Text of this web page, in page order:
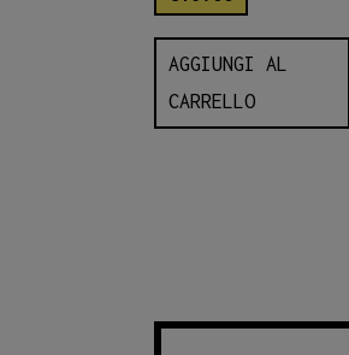
AGGIUNGI AL
CARRELLO